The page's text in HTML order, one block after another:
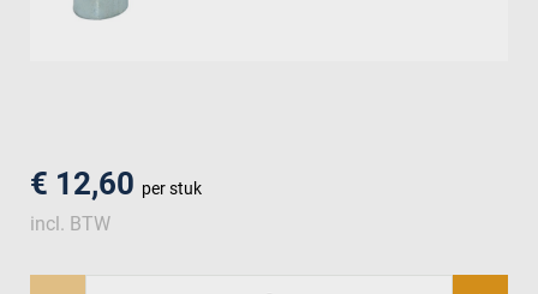
€ 12,60 per stuk
incl. BTW